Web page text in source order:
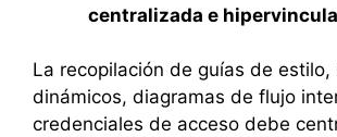
centralizada e
La recopilación de guías de estilo,
dinámicos, diagramas de flujo
credenciales de acceso debe